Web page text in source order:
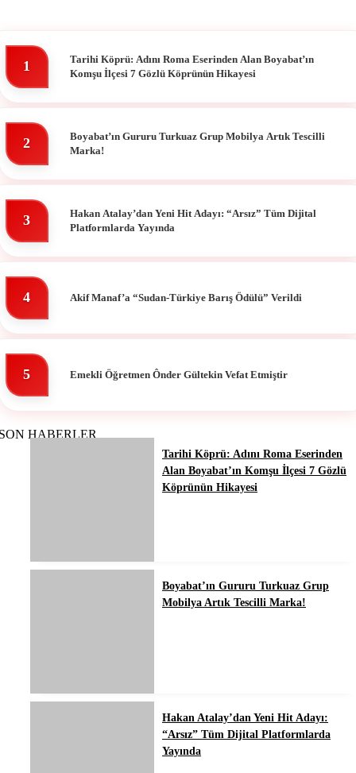
1
Tarihi Köprü: Adını Roma Eserinden Alan Boyabat’ın
Komşu İlçesi 7 Gözlü Köprünün Hikayesi
2
Boyabat’ın Gururu Turkuaz Grup Mobilya Artık Tescilli
Marka!
3
Hakan Atalay’dan Yeni Hit Adayı: “Arsız” Tüm Dijital
Platformlarda Yayında
4 Akif Manaf’a “Sudan-Türkiye Barış Ödülü” Verildi
5 Emekli Öğretmen Ônder Gültekin Vefat Etmiştir
HABERLER
Tarihi Köprü: Adını Roma Eserinden
Alan Boyabat’ın Komşu İlçesi 7 Gözlü
Köprünün Hikayesi
Boyabat’ın Gururu Turkuaz Grup
Mobilya Artık Tescilli Marka!
Hakan Atalay’dan Yeni Hit Adayı:
“Arsız” Tüm Dijital Platformlarda
Yayında